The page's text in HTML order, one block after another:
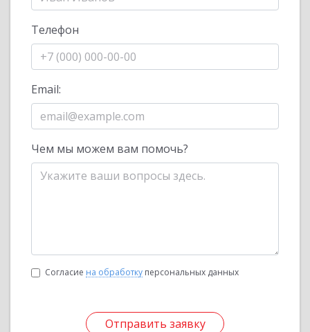
Телефон
Email:
Чем мы можем вам помочь?
Согласие на обработку персональных данных
Отправить заявку